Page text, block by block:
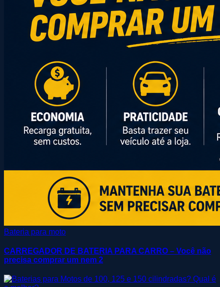
Bateria para moto
CARREGADOR DE BATERIA PARA CARRO – Você não
precisa comprar um nem 2